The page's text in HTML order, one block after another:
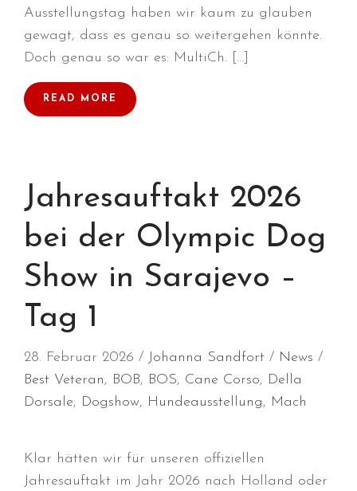
in Hallbergmoos (D)!
Mai 2026
April 2026
März 2026
Dezember 2025
November 2025
Ausstellungstag haben wir kaum zu glauben
gewagt, dass es genau so weitergehen könnte.
Doch genau so war es: MultiCh. […]
READ MORE
Jahresauftakt 2026
bei der Olympic Dog
Show in Sarajevo –
Tag 1
28. Februar 2026 Johanna Sandfort
News
Best Veteran, BOB, BOS, Cane Corso, Della
Dorsale, Dogshow, Hundeausstellung, Mach
Klar hätten wir für unseren offiziellen
Jahresauftakt im Jahr 2026 nach Holland oder